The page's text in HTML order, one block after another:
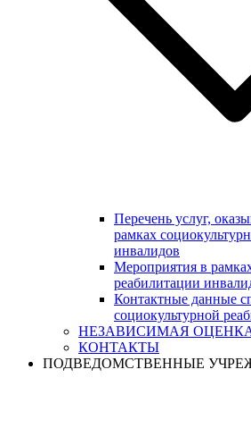
Перечень услуг,
рамках
инвалидов
Мероприятия в
реабилитации
Контактные данные
социокультурной
НЕЗАВИСИМАЯ
КОНТАКТЫ
ПОДВЕДОМСТВЕННЫЕ